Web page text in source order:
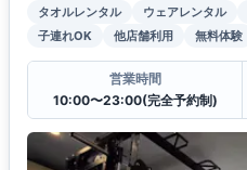
タオルレンタル ウェアレンタル
子連れOK
他店舗利用 無料体験
営業時間
10:00〜23:00(完全予約制)